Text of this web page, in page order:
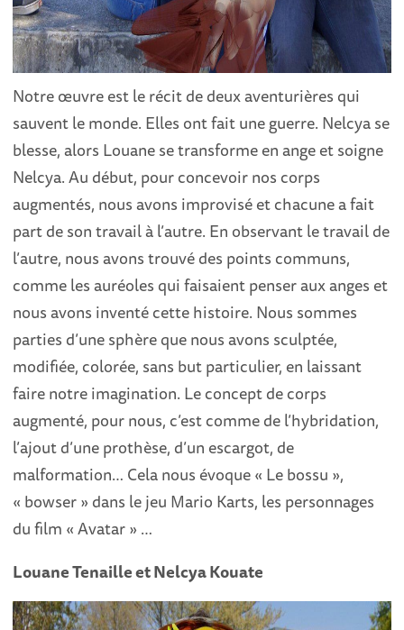
Notre œuvre est le récit de deux aventurières qui
sauvent le monde. Elles ont fait une guerre. Nelcya se
blesse, alors Louane se transforme en ange et soigne
Nelcya. Au début, pour concevoir nos corps
augmentés, nous avons improvisé et chacune a fait
part de son travail à l’autre. En observant le travail de
l’autre, nous avons trouvé des points communs,
comme les auréoles qui faisaient penser aux anges et
nous avons inventé cette histoire. Nous sommes
parties d’une sphère que nous avons sculptée,
modifiée, colorée, sans but particulier, en laissant
faire notre imagination. Le concept de corps
augmenté, pour nous, c’est comme de l’hybridation,
l’ajout d’une prothèse, d’un escargot, de
malformation… Cela nous évoque « Le bossu »,
« bowser » dans le jeu Mario Karts, les personnages
du film « Avatar » …
Louane Tenaille et Nelcya Kouate